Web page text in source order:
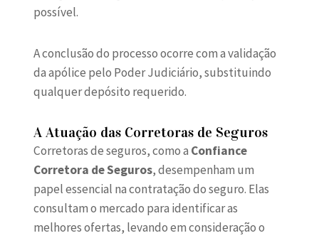
possível.
A conclusão do processo ocorre com a validação
da apólice pelo Poder Judiciário, substituindo
qualquer depósito requerido.
A Atuação das Corretoras de Seguros
Corretoras de seguros, como a Confiance
Corretora de Seguros, desempenham um
papel essencial na contratação do seguro. Elas
consultam o mercado para identificar as
melhores ofertas, levando em consideração o